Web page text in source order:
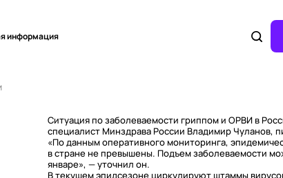
информация
Ситуация по заболеваемости гриппом и ОРВИ в
специалист Минздрава России Владимир Чуланов,
«По данным оперативного мониторинга,
в стране не превышены. Подъем заболеваемости
январе», — уточнил он.
В текущем эпидсезоне циркулируют штаммы